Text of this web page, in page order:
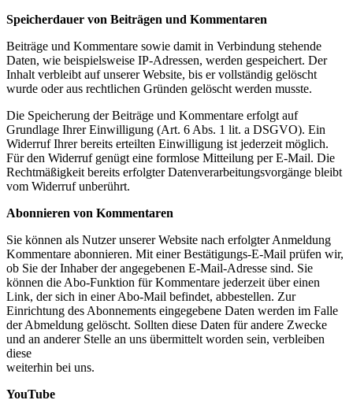
Speicherdauer von Beiträgen und Kommentaren
Beiträge und Kommentare sowie damit in Verbindung stehende
Daten, wie beispielsweise IP-Adressen, werden gespeichert. Der
Inhalt verbleibt auf unserer Website, bis er vollständig gelöscht
wurde oder aus rechtlichen Gründen gelöscht werden musste.
Die Speicherung der Beiträge und Kommentare erfolgt auf
Grundlage Ihrer Einwilligung (Art. 6 Abs. 1 lit. a DSGVO). Ein
Widerruf Ihrer bereits erteilten Einwilligung ist jederzeit möglich.
Für den Widerruf genügt eine formlose Mitteilung per E-Mail. Die
Rechtmäßigkeit bereits erfolgter Datenverarbeitungsvorgänge bleibt
vom Widerruf unberührt.
Abonnieren von Kommentaren
Sie können als Nutzer unserer Website nach erfolgter Anmeldung
Kommentare abonnieren. Mit einer Bestätigungs-E-Mail prüfen wir,
ob Sie der Inhaber der angegebenen E-Mail-Adresse sind. Sie
können die Abo-Funktion für Kommentare jederzeit über einen
Link, der sich in einer Abo-Mail befindet, abbestellen. Zur
Einrichtung des Abonnements eingegebene Daten werden im Falle
der Abmeldung gelöscht. Sollten diese Daten für andere Zwecke
und an anderer Stelle an uns übermittelt worden sein, verbleiben
diese
weiterhin bei uns.
YouTube